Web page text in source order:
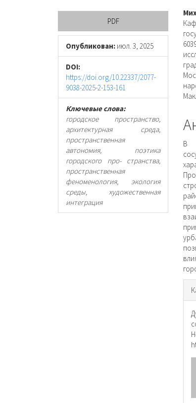
Боковая
панель
статьи
PDF
Опубликован: июл. 3, 2025
DOI:
https://doi.org/10.22337/2077-
9038-2025-2-153-161
Ключевые слова:
городское пространство,
архитектурная среда,
пространственная
автономия, поэтика
городского про- странства,
пространственная
феноменология, экология
среды, художественная
интеграция
В
о